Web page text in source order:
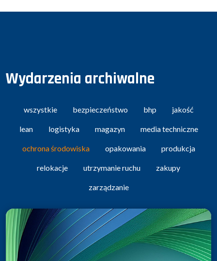
Wydarzenia archiwalne
wszystkie bezpieczeństwo bhp jakość
lean logistyka magazyn media techniczne
ochrona środowiska opakowania produkcja
relokacje utrzymanie ruchu zakupy
zarządzanie